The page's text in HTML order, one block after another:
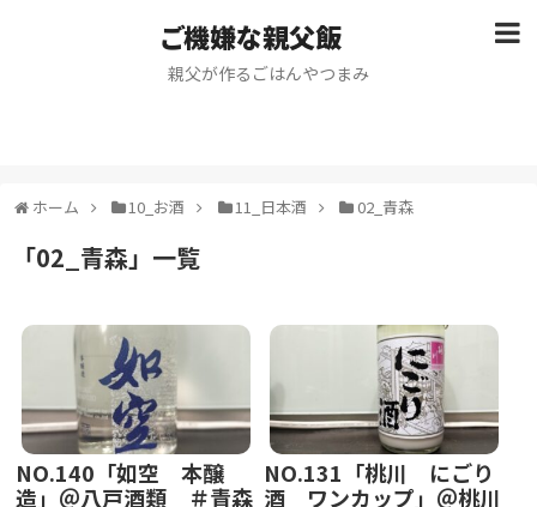
ご機嫌な親父飯
親父が作るごはんやつまみ
ホーム 10_お酒 11_日本酒 02_青森
「02_青森」 一覧
NO.140「如空 本醸
造」＠八戸酒類 ＃青森
NO.131「桃川 にごり
酒 ワンカップ」＠桃川